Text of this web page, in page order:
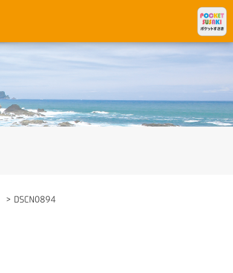
> DSCN0894